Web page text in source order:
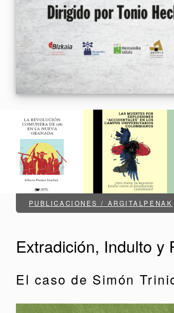
PUBLICACIONES / ARGITALPENAK
Extradición, Indulto y
El caso de Simón